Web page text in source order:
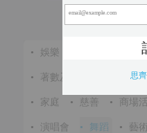
• 娛樂
• 著數及優惠 •
• 家庭 • 慈善 • 商場
• 演唱會 • 舞蹈 • 藝術
思